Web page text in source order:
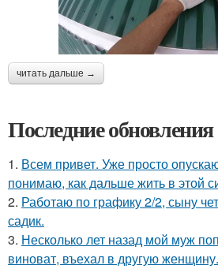
читать дальше →
Последние обновления
1. Всем привет. Уже просто
понимаю, как дальше жить в этой
2. Работаю по графику 2/2, сыну
садик.
3. Несколько лет назад мой муж
виноват, въехал в другую женщину.